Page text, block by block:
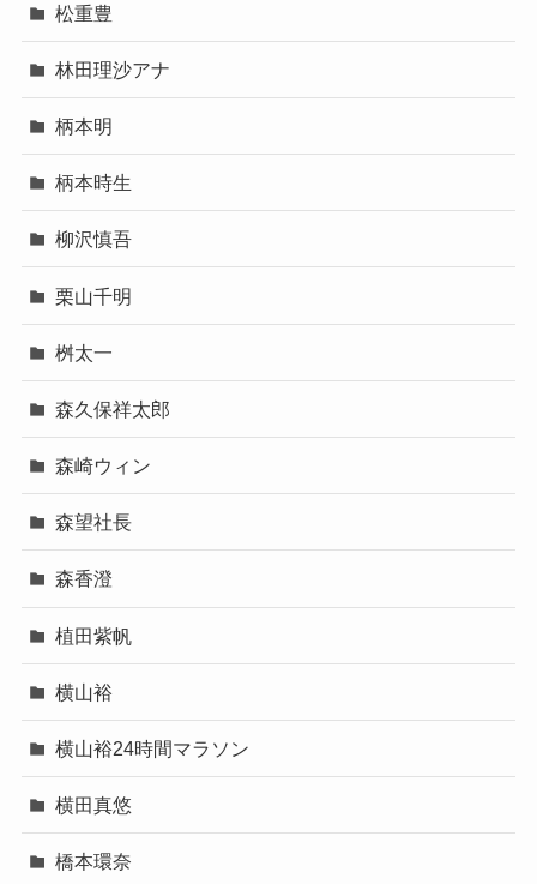
松重豊
林田理沙アナ
柄本明
柄本時生
柳沢慎吾
栗山千明
桝太一
森久保祥太郎
森崎ウィン
森望社長
森香澄
植田紫帆
横山裕
横山裕24時間マラソン
横田真悠
橋本環奈